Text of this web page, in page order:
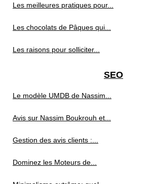
Les meilleures pratiques pour...
Les chocolats de Pâques qui...
Les raisons pour solliciter...
SEO
Le modèle UMDB de Nassim...
Avis sur Nassim Boukrouh et...
Gestion des avis clients :...
Dominez les Moteurs de...